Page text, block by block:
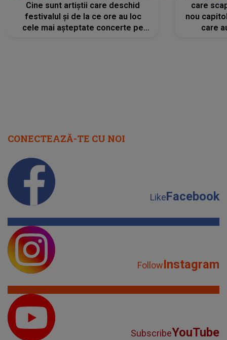
Cine sunt artiștii care deschid
festivalul și de la ce ore au loc
cele mai așteptate concerte pe
care
nou
care
CONECTEAZĂ-TE CU NOI
LikeFacebook
FollowInstagram
SubscribeYouTube